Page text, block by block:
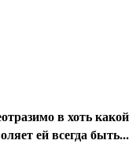
в хоть какой
ей всегда быть...